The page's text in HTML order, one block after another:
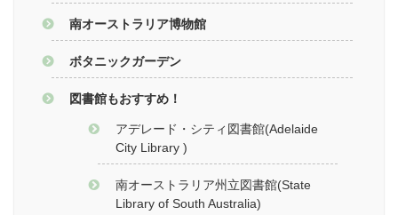
南オーストラリア博物館
ボタニックガーデン
図書館もおすすめ！
アデレード・シティ図書館(Adelaide
City Library )
南オーストラリア州立図書館(State
Library of South Australia)